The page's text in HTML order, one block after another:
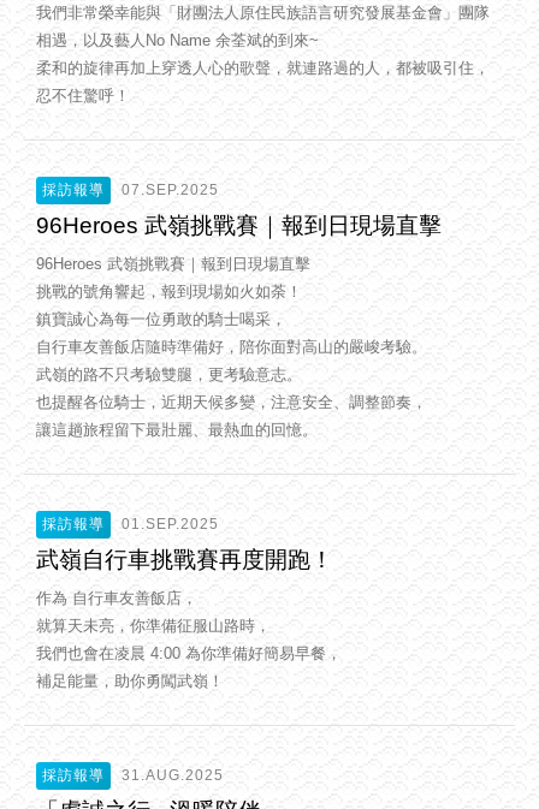
我們非常榮幸能與「財團法人原住民族語言研究發展基金會」團隊
相遇，以及藝人No Name 余荃斌的到來~
柔和的旋律再加上穿透人心的歌聲，就連路過的人，都被吸引住，
忍不住驚呼！
採訪報導 07.SEP.2025
96Heroes 武嶺挑戰賽｜報到日現場直擊
96Heroes 武嶺挑戰賽｜報到日現場直擊
挑戰的號角響起，報到現場如火如荼！
鎮寶誠心為每一位勇敢的騎士喝采，
自行車友善飯店隨時準備好，陪你面對高山的嚴峻考驗。
武嶺的路不只考驗雙腿，更考驗意志。
也提醒各位騎士，近期天候多變，注意安全、調整節奏，
讓這趟旅程留下最壯麗、最熱血的回憶。
採訪報導 01.SEP.2025
武嶺自行車挑戰賽再度開跑！
作為 自行車友善飯店，
就算天未亮，你準備征服山路時，
我們也會在凌晨 4:00 為你準備好簡易早餐，
補足能量，助你勇闖武嶺！
採訪報導 31.AUG.2025